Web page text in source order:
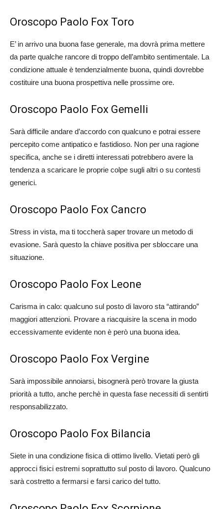
Oroscopo Paolo Fox Toro
E’ in arrivo una buona fase generale, ma dovrà prima mettere
da parte qualche rancore di troppo dell’ambito sentimentale. La
condizione attuale è tendenzialmente buona, quindi dovrebbe
costituire una buona prospettiva nelle prossime ore.
Oroscopo Paolo Fox Gemelli
Sarà difficile andare d’accordo con qualcuno e potrai essere
percepito come antipatico e fastidioso. Non per una ragione
specifica, anche se i diretti interessati potrebbero avere la
tendenza a scaricare le proprie colpe sugli altri o su contesti
generici.
Oroscopo Paolo Fox Cancro
Stress in vista, ma ti toccherà saper trovare un metodo di
evasione. Sarà questo la chiave positiva per sbloccare una
situazione.
Oroscopo Paolo Fox Leone
Carisma in calo: qualcuno sul posto di lavoro sta “attirando”
maggiori attenzioni. Provare a riacquisire la scena in modo
eccessivamente evidente non è però una buona idea.
Oroscopo Paolo Fox Vergine
Sarà impossibile annoiarsi, bisognerà però trovare la giusta
priorità a tutto, anche perchè in questa fase necessiti di sentirti
responsabilizzato.
Oroscopo Paolo Fox Bilancia
Siete in una condizione fisica di ottimo livello. Vietati però gli
approcci fisici estremi soprattutto sul posto di lavoro. Qualcuno
sarà costretto a fermarsi e farsi carico del tutto.